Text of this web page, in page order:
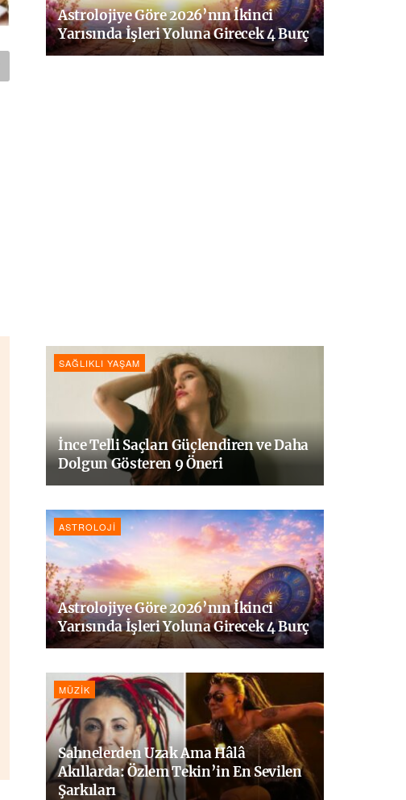
Astrolojiye Göre 2026’nın İkinci
Yarısında İşleri Yoluna Girecek 4 Burç
SAĞLIKLI YAŞAM
İnce Telli Saçları Güçlendiren ve Daha
Dolgun Gösteren 9 Öneri
ASTROLOJI
Astrolojiye Göre 2026’nın İkinci
Yarısında İşleri Yoluna Girecek 4 Burç
MÜZIK
Sahnelerden Uzak Ama Hâlâ
Akıllarda: Özlem Tekin’in En Sevilen
Şarkıları